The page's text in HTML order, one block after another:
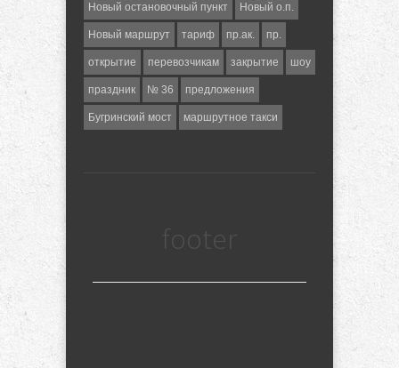
Новый остановочный пункт Новый о.п.
Новый маршрут тариф пр.ак. пр.
открытие перевозчикам закрытие шоу
праздник № 36 предложения
Бугринский мост маршрутное такси
footer